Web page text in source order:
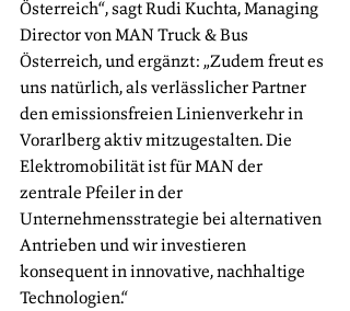
Österreich“, sagt Rudi Kuchta, Managing
Director von MAN Truck & Bus
Österreich, und ergänzt: „Zudem freut es
uns natürlich, als verlässlicher Partner
den emissionsfreien Linienverkehr in
Vorarlberg aktiv mitzugestalten. Die
Elektromobilität ist für MAN der
zentrale Pfeiler in der
Unternehmensstrategie bei alternativen
Antrieben und wir investieren
konsequent in innovative, nachhaltige
Technologien.“